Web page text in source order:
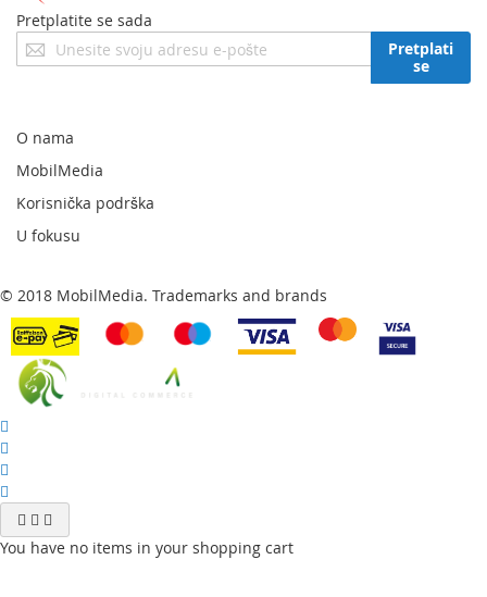
Pretplatite se sada
Prijavite
se
newsletter:
Pretplati
se
O nama
MobilMedia
Korisnička podrška
U fokusu
© 2018 MobilMedia. Trademarks and brands
You have no items in your shopping cart